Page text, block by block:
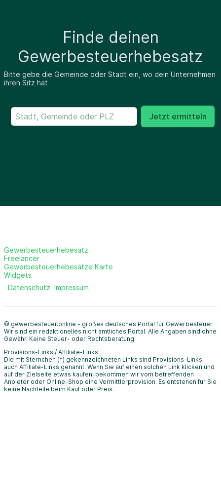
Finde deinen
Gewerbesteuerhebesatz
Bitte gebe die Gemeinde oder Stadt ein, wo dein Unternehmen
ihren Sitz hat
Jetzt ermitteln
Gewerbesteuerhebesatz
Freelancer
Gewerbesteuerhebesätze Karte
Widgets
Datenschutz Impressum
© gewerbesteuer.online - großes deutsches Portal für Gewerbesteuer.
Wir sind ein redaktionelles nicht amtliches Portal. Alle Angaben sind ohne
Gewähr. Keine Steuer- oder Rechtsberatung.
Provisions-Links / Affiliate-Links
Die mit Sternchen (*) gekennzeichneten Links sind Provisions-Links,
auch Affiliate-Links genannt. Wenn Sie auf einen solchen Link klicken und
auf der Zielseite etwas kaufen, bekommen wir vom betreffenden
Anbieter oder Online-Shop eine Vermittlerprovision. Es entstehen für Sie
keine Nachteile beim Kauf oder Preis.